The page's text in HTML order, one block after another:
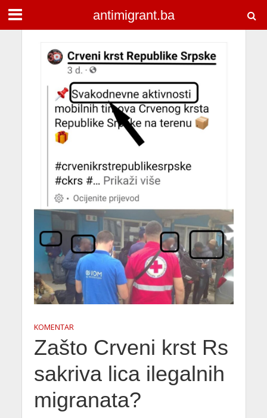
antimigrant.ba
KOMENTAR
Zašto Crveni krst Rs
sakriva lica ilegalnih
migranata?